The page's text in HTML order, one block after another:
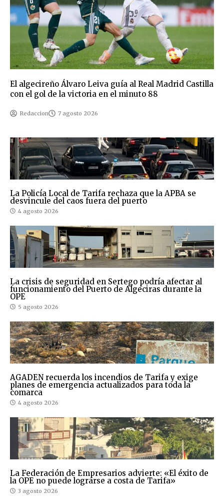
El algecireño Álvaro Leiva guía al Real Madrid Castilla
con el gol de la victoria en el minuto 88
Redaccion 7 agosto 2026
La Policía Local de Tarifa rechaza que la APBA se
desvincule del caos fuera del puerto
4 agosto 2026
La crisis de seguridad en Sertego podría afectar al
funcionamiento del Puerto de Algeciras durante la
OPE
5 agosto 2026
AGADEN recuerda los incendios de Tarifa y exige
planes de emergencia actualizados para toda la
comarca
4 agosto 2026
La Federación de Empresarios advierte: «El éxito de
la OPE no puede lograrse a costa de Tarifa»
3 agosto 2026